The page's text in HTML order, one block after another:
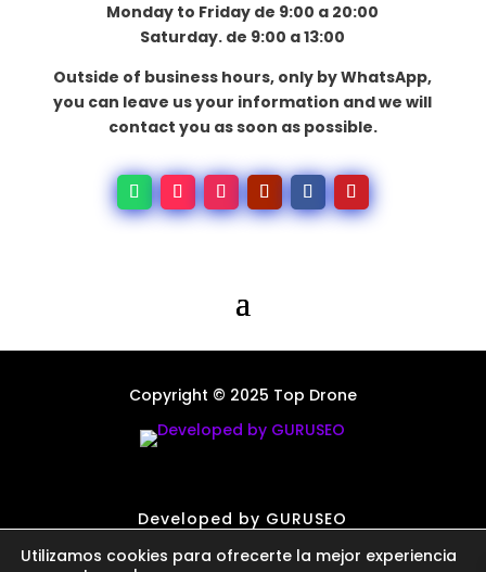
Monday to Friday de 9:00 a 20:00
Saturday. de 9:00 a 13:00
Outside of business hours, only by WhatsApp,
you can leave us your information and we will
contact you as soon as possible.
Copyright © 2025 Top Drone
Developed by GURUSEO
Utilizamos cookies para ofrecerte la mejor experiencia